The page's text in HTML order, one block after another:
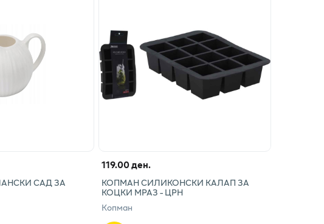
САД ЗА
119.00 ден.
КОПМАН СИЛИКОНСКИ КАЛАП ЗА
КОЦКИ МРАЗ - ЦРН
Копман